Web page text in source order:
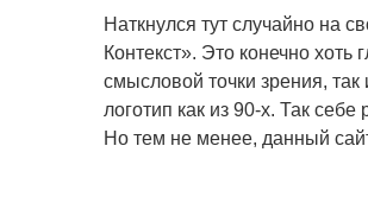
Наткнулся тут случайно на
Контекст». Это конечно хоть
смысловой точки зрения, так
логотип как из 90-х. Так
Но тем не менее, данный